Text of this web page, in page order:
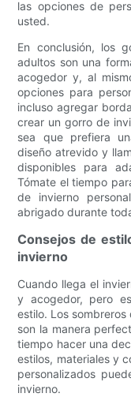
las opciones de
usted.
En conclusión, los
adultos son una
acogedor y, al
opciones para
incluso agregar
crear un gorro de
sea que prefiera
diseño atrevido y
disponibles para
Tómate el tiempo
de invierno
abrigado durante
Consejos de
invierno
Cuando llega el
y acogedor, pero
estilo. Los
son la manera
tiempo hacer una
estilos, materiales y
personalizados
invierno.